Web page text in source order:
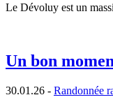
Le Dévoluy est un
Un bon
30.01.26 - Randonnée